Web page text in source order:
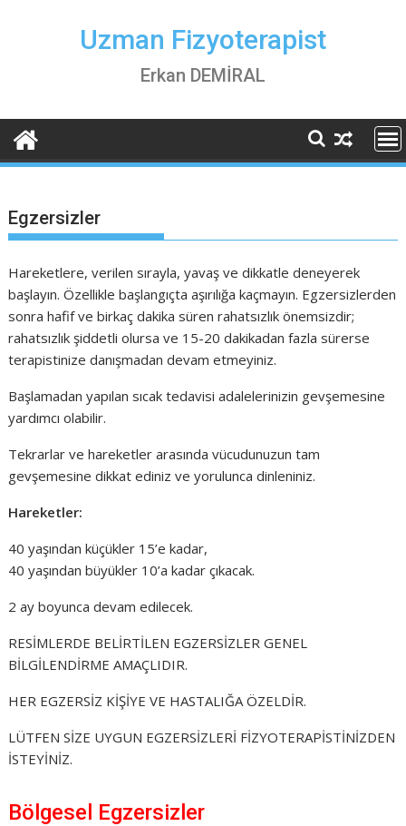
Uzman Fizyoterapist
Erkan DEMİRAL
Egzersizler
Hareketlere, verilen sırayla, yavaş ve dikkatle deneyerek
başlayın. Özellikle başlangıçta aşırılığa kaçmayın. Egzersizlerden
sonra hafif ve birkaç dakika süren rahatsızlık önemsizdir;
rahatsızlık şiddetli olursa ve 15-20 dakikadan fazla sürerse
terapistinize danışmadan devam etmeyiniz.
Başlamadan yapılan sıcak tedavisi adalelerinizin gevşemesine
yardımcı olabilir.
Tekrarlar ve hareketler arasında vücudunuzun tam
gevşemesine dikkat ediniz ve yorulunca dinleniniz.
Hareketler:
40 yaşından küçükler 15’e kadar,
40 yaşından büyükler 10’a kadar çıkacak.
2 ay boyunca devam edilecek.
RESİMLERDE BELİRTİLEN EGZERSİZLER GENEL
BİLGİLENDİRME AMAÇLIDIR.
HER EGZERSİZ KİŞİYE VE HASTALIĞA ÖZELDİR.
LÜTFEN SİZE UYGUN EGZERSİZLERİ FİZYOTERAPİSTİNİZDEN
İSTEYİNİZ.
Bölgesel Egzersizler